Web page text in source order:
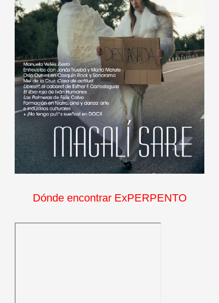
Dónde encontrar ExPERPENTO